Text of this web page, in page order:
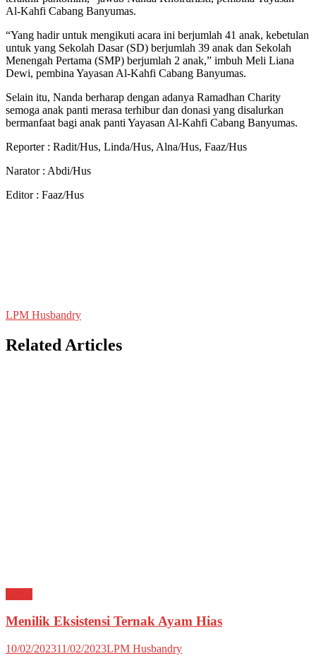
Al-Kahfi Cabang Banyumas.
“Yang hadir untuk mengikuti acara ini berjumlah 41 anak, kebetulan
untuk yang Sekolah Dasar (SD) berjumlah 39 anak dan Sekolah
Menengah Pertama (SMP) berjumlah 2 anak,” imbuh Meli Liana
Dewi, pembina Yayasan Al-Kahfi Cabang Banyumas.
Selain itu, Nanda berharap dengan adanya Ramadhan Charity
semoga anak panti merasa terhibur dan donasi yang disalurkan
bermanfaat bagi anak panti Yayasan Al-Kahfi Cabang Banyumas.
Reporter : Radit/Hus, Linda/Hus, Alna/Hus, Faaz/Hus
Narator : Abdi/Hus
Editor : Faaz/Hus
LPM Husbandry
Related Articles
Menilik Eksistensi Ternak Ayam Hias
10/02/202311/02/2023LPM Husbandry